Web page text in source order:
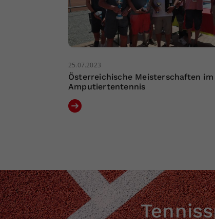
25.07.2023
Österreichische Meisterschaften im
Amputiertentennis